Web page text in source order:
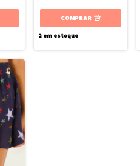
COMPRAR
2em estoque